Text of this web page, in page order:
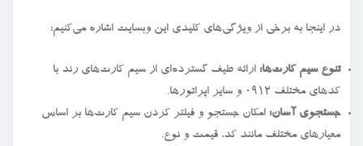
در اینجا به برخی از ویژگی‌های کلیدی این وبسایت اشاره می‌کنیم:
تنوع سیم کارت‌ها: ارائه طیف گسترده‌ای از سیم کارت‌های رند با
کدهای مختلف ۰۹۱۲ و سایر اپراتورها.
جستجوی آسان: امکان جستجو و فیلتر کردن سیم کارت‌ها بر اساس
معیارهای مختلف مانند کد، قیمت و نوع.